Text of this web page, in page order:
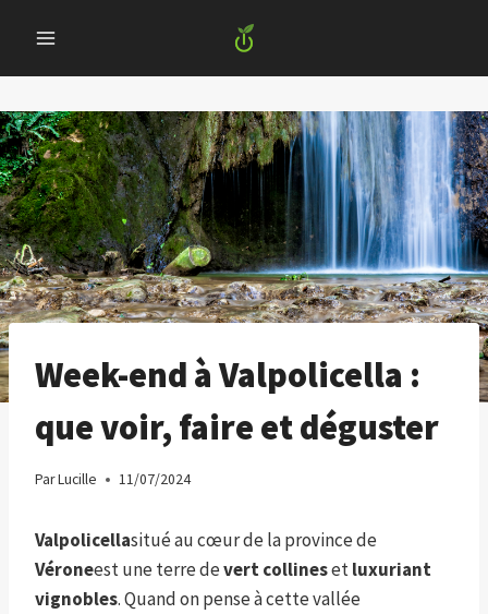
content
Week-end à Valpolicella :
que voir, faire et déguster
ParLucille 11/07/2024
Valpolicellasitué au cœur de la province de
Véroneest une terre devertcollinesetluxuriant
vignobles. Quand on pense à cette vallée